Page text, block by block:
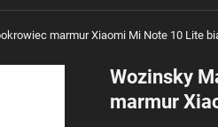
marmur Xiaomi Mi Note 10 Lite
Wozinsky
marmur